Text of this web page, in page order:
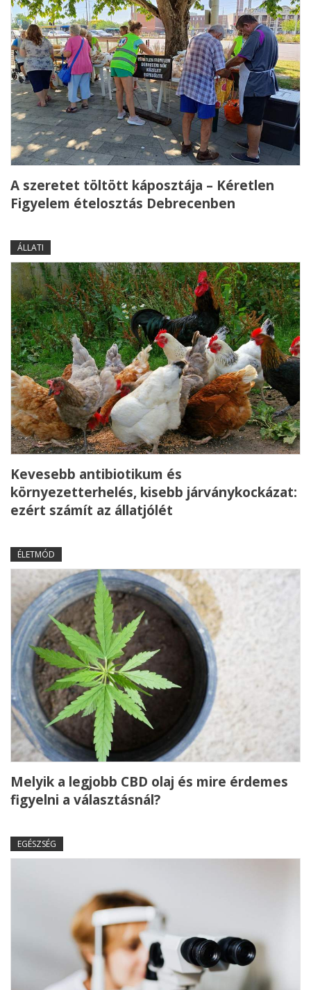
A szeretet töltött káposztája – Kéretlen
Figyelem ételosztás Debrecenben
ÁLLATI
Kevesebb antibiotikum és
környezetterhelés, kisebb járványkockázat:
ezért számít az állatjólét
ÉLETMÓD
Melyik a legjobb CBD olaj és mire érdemes
figyelni a választásnál?
EGÉSZSÉG